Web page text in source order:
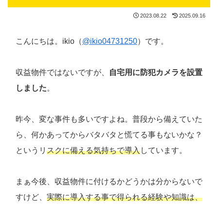
2023.08.22 2025.09.16
こんにちは。ikio（@ikio04731250）です。
収益物件ではないですが、
自宅用に防犯カメラを設置
しました。
昨今、変な事件も多いですよね。普段から備えていた
ら、何かあってからバタバタと慌てる事もないかな？
というリ スクに備える気持ちで導入しています。
まぁ今後、収益物件に付けるかどうかは分からないで
すけど、 実際に導入する事で得られる経験や知識は、